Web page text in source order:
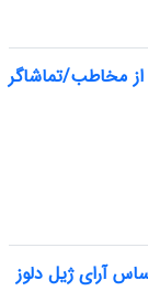
از مخاطب/تماشاگر
آرای ژیل دلوز